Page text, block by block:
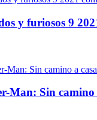
y furiosos 9
Man: Sin camino